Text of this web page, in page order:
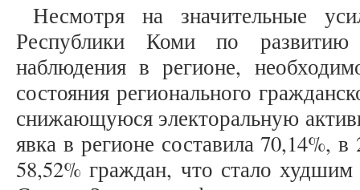
Несмотря на значительные
Республики Коми по развитию
наблюдения в регионе,
состояния регионального
снижающуюся электоральную
явка в регионе составила 70,14%,
58,52% граждан, что стало худшим